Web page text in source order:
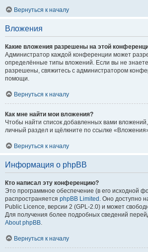
Вернуться к началу
Вложения
Какие вложения разрешены на этой
Администратор каждой конференции может
определённые типы вложений. Если вы не
разрешены, свяжитесь с администратором
помощи.
Вернуться к началу
Как мне найти мои вложения?
Чтобы найти список добавленных вами
личный раздел и щёлкните по ссылке
Вернуться к началу
Информация о phpBB
Кто написал эту конференцию?
Это программное обеспечение (в его исходной
распространяется phpBB Limited . Оно доступно
Public Licence, версии 2 (GPL-2.0) и может
Для получения более подробных сведений
About phpBB.
Вернуться к началу